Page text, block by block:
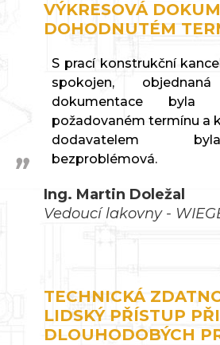
VÝKRESOVÁ
DOHODNUTÉM
S prací konstrukční
spokojen,
dokumentace
požadovaném termínu a
dodavatelem
bezproblémová.
Ing. Martin Doležal
Vedoucí lakovny -
TECHNICKÁ
LIDSKÝ PŘÍSTUP
DLOUHODOBÝCH